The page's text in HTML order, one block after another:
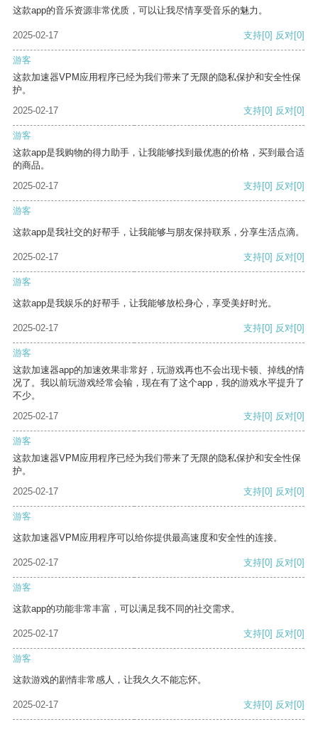
这款app的音乐资源非常优质，可以让我尽情享受音乐的魅力。
2025-02-17 支持[0] 反对[0]
游客
这款加速器VPM应用程序已经为我们带来了无限的隐私保护和安全性保
护。
2025-02-17
支持[0] 反对[0]
游客
这款app是我购物的得力助手，让我能够找到最优惠的价格，买到最合适
的商品。
2025-02-17
支持[0] 反对[0]
游客
这款app是我社交的好帮手，让我能够与朋友保持联系，分享生活点滴。
2025-02-17 支持[0] 反对[0]
游客
这款app是我娱乐的好帮手，让我能够放松身心，享受美好时光。
2025-02-17 支持[0] 反对[0]
游客
这款加速器app的加速效果非常好，玩游戏再也不会出现卡顿、掉线的情
况了。我以前玩游戏经常会输，现在有了这个app，我的游戏水平提升了
不少。
2025-02-17
支持[0] 反对[0]
游客
这款加速器VPM应用程序已经为我们带来了无限的隐私保护和安全性保
护。
2025-02-17
支持[0] 反对[0]
游客
这款加速器VPM应用程序可以给你提供最高速度和安全性的连接。
2025-02-17 支持[0] 反对[0]
游客
这款app的功能非常丰富，可以满足我不同的社交需求。
2025-02-17 支持[0] 反对[0]
游客
这款游戏的剧情非常感人，让我久久不能忘怀。
2025-02-17 支持[0] 反对[0]